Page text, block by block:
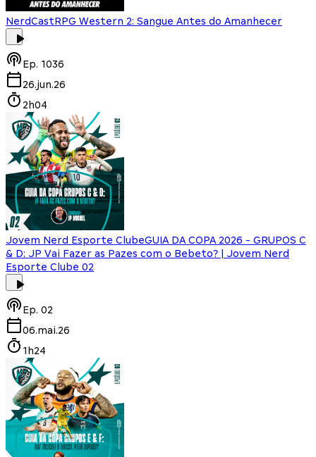
NerdCastRPG Western 2: Sangue Antes do Amanhecer
Ep. 1036
26.jun.26
2h04
Jovem Nerd Esporte ClubeGUIA DA COPA 2026 - GRUPOS C
& D: JP Vai Fazer as Pazes com o Bebeto? | Jovem Nerd
Esporte Clube 02
Ep. 02
06.mai.26
1h24